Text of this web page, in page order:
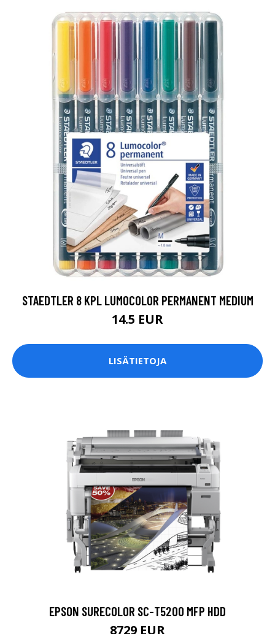
STAEDTLER 8 KPL LUMOCOLOR PERMANENT MEDIUM
14.5 EUR
LISÄTIETOJA
EPSON SURECOLOR SC-T5200 MFP HDD
8729 EUR